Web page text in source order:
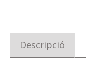
Descripció